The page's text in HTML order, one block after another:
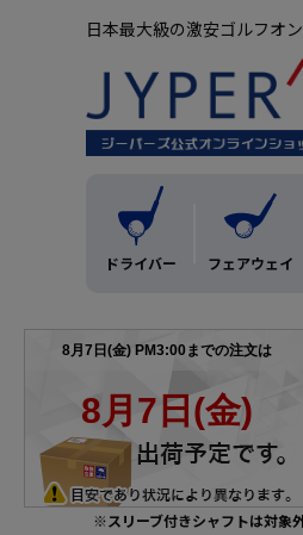
日本最大級の激安ゴルフオ
ドライバー フェアウェイ
※スリーブ付きシャフトは対象